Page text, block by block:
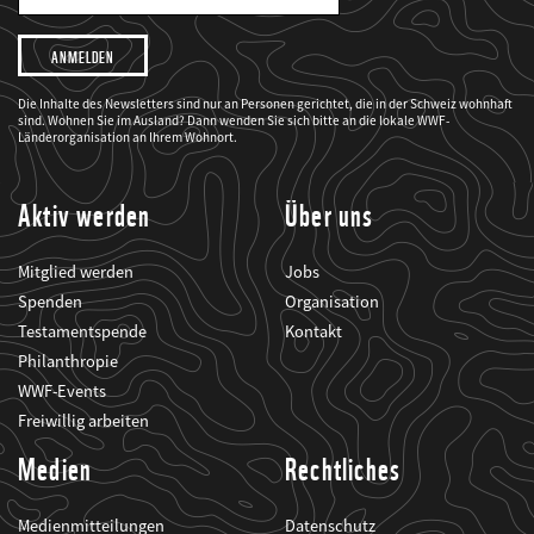
Adresse
Ich
möchte,
dass
der
WWF
mich
über
seine
Projekte
informiert.
Die Inhalte des Newsletters sind nur an Personen gerichtet, die in der Schweiz wohnhaft
sind. Wohnen Sie im Ausland? Dann wenden Sie sich bitte an die lokale WWF-
Länderorganisation an Ihrem Wohnort.
Aktiv werden
Mitglied werden
Spenden
Testamentspende
Philanthropie
WWF-Events
Freiwillig arbeiten
Über uns
Jobs
Organisation
Kontakt
Medien
Medienmitteilungen
Rechtliches
Datenschutz